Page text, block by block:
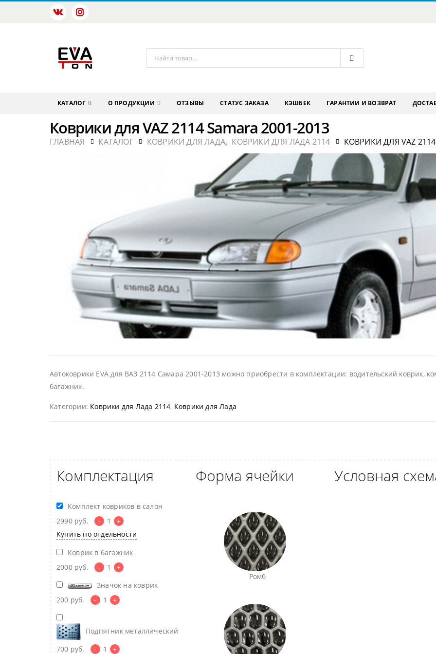
КАТАЛОГ О ПРОДУКЦИИ ОТЗЫВЫ СТАТУС ЗАКАЗА КЭШБЕК ГАРАНТИИ И ВОЗВРАТ
Коврики для VAZ 2114 Samara 2001-2013
ГЛАВНАЯ КАТАЛОГ КОВРИКИ ДЛЯ ЛАДА, КОВРИКИ ДЛЯ ЛАДА 2114 КОВРИКИ ДЛЯ VAZ 2114
Автоковрики EVA для ВАЗ 2114 Самара 2001-2013 можно приобрести в комплектации: водительский коврик,
багажник.
Категории: Коврики для Лада 2114, Коврики для Лада
Комплектация
Комплект ковриков в салон
2990 руб. - 1
+
Купить по отдельности
Коврик в багажник
2000 руб. - 1
+
Значок на коврик
200 руб. - 1 +
Подпятник металлический
700 руб. - 1 +
Форма ячейки
Ромб
Условная